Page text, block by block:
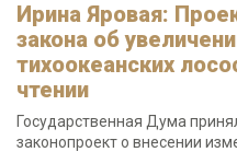
Ирина Яровая:
закона об
тихоокеанских
чтении
Государственная Дума
законопроект о внесении